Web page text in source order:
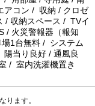
アコン / 収納 / クロゼ
/ 収納スペース / TVイ
/ 火災警報器（報知
1台無料 / システム
当り良好 / 通風良
/ 室内洗濯機置き
ります。